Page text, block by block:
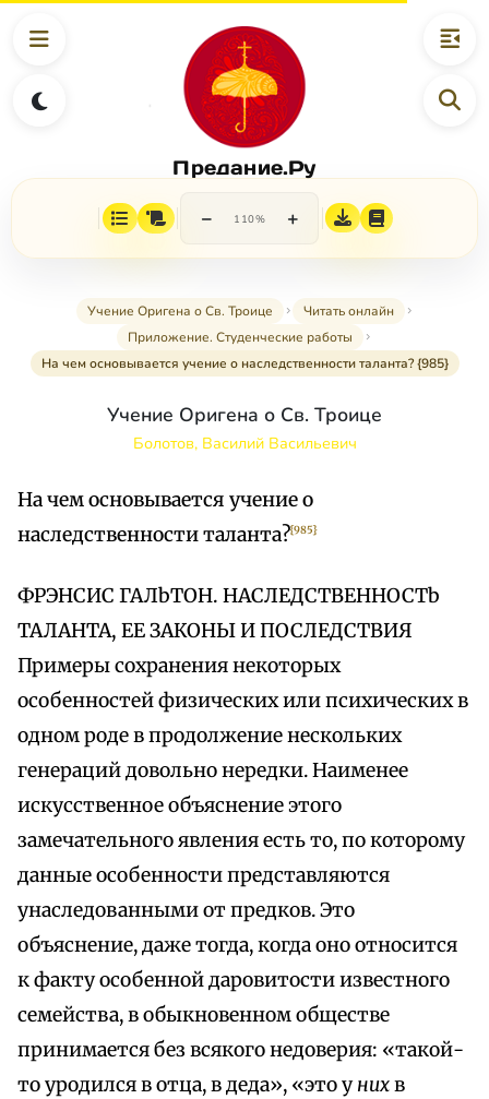
Предание.Ру
− 110% +
Учение Оригена о Св. Троице
Читать онлайн
Приложение. Студенческие работы
На чем основывается учение о наследственности таланта? {985}
Учение Оригена о Св. Троице
Болотов, Василий Васильевич
На чем основывается учение о
наследственности таланта?{985}
ФРЭНСИС ГАЛbТОН. НАСЛЕДСТВЕННОСТb
ТАЛАНТА, ЕЕ ЗАКОНЫ И ПОСЛЕДСТВИЯ
Примеры сохранения некоторых
особенностей физических или психических в
одном роде в продолжение нескольких
генераций довольно нередки. Наименее
искусственное объяснение этого
замечательного явления есть то, по которому
данные особенности представляются
унаследованными от предков. Это
объяснение, даже тогда, когда оно относится
к факту особенной даровитости известного
семейства, в обыкновенном обществе
принимается без всякого недоверия: «такой-
то уродился в отца, в деда», «это унихв